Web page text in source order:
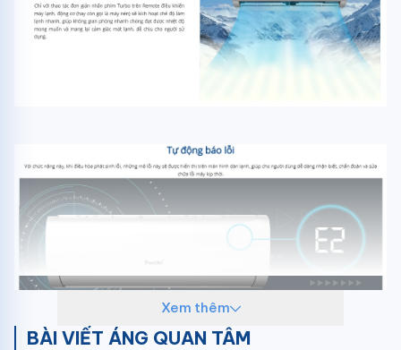
Xem thêm
BÀI VIẾT ÁNG QUAN TÂM